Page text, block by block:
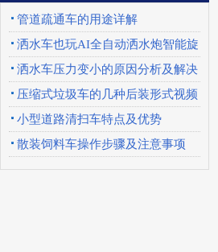
管道疏通车的用途详解
洒水车也玩AI全自动洒水炮智能旋
转喷头优势特点
洒水车压力变小的原因分析及解决
办法
压缩式垃圾车的几种后装形式视频
展示
小型道路清扫车特点及优势
散装饲料车操作步骤及注意事项